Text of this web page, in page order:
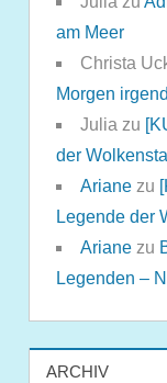
am Meer
Christa
Morgen
Julia zu
der
Arianezu
Legende der
Arianezu
Legenden –
ARCHIV